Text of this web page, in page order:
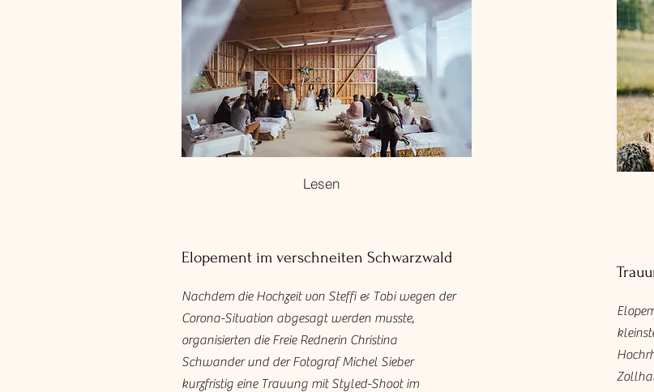
Lesen
Elopement im verschneiten Schwarzwald
Nachdem die Hochzeit von Steffi & Tobi wegen der
Corona-Situation abgesagt werden musste,
organisierten die Freie Rednerin Christina
Schwander und der Fotograf Michel Sieber
kurzfristig eine Trauung mit Styled-Shoot im